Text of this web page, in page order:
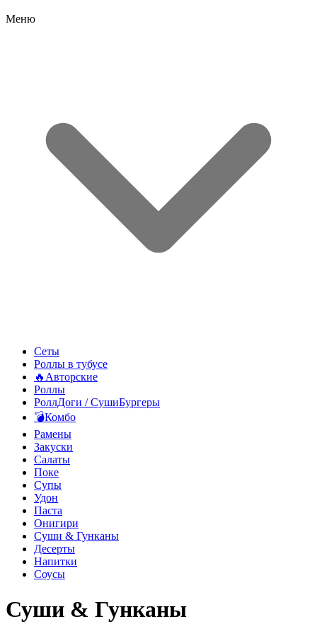
Меню
Сеты
Роллы в тубусе
🔥Авторские
Роллы
РоллДоги / СушиБургеры
💣Комбо
Рамены
Закуски
Салаты
Поке
Супы
Удон
Паста
Онигири
Суши & Гунканы
Десерты
Напитки
Соусы
Суши & Гунканы